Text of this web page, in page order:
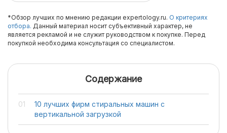
*Обзор лучших по мнению редакции expertology.ru. О критериях
отбора. Данный материал носит субъективный характер, не
является рекламой и не служит руководством к покупке. Перед
покупкой необходима консультация со специалистом.
Содержание
10 лучших фирм стиральных машин с
вертикальной загрузкой